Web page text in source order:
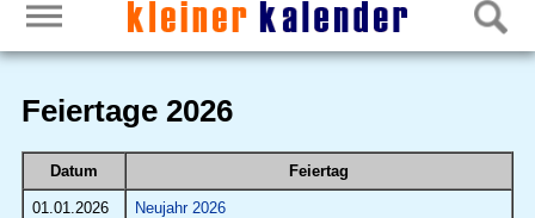
Feiertage 2026
Datum Feiertag
01.01.2026 Neujahr 2026